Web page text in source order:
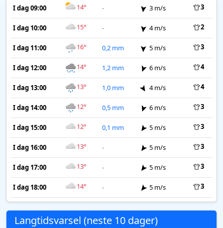
I dag 09:00 14° - 3 m/s 3
I dag 10:00 15° - 4 m/s 2
I dag 11:00 16° 0,2 mm 5 m/s 3
I dag 12:00 14° 1,2 mm 6 m/s 4
I dag 13:00 13° 1,0 mm 4 m/s 4
I dag 14:00 12° 0,5 mm 6 m/s 3
I dag 15:00 12° 0,1 mm 5 m/s 3
I dag 16:00 13° - 5 m/s 3
I dag 17:00 13° - 5 m/s 3
I dag 18:00 14° - 5 m/s 3
Langtidsvarsel (neste 10 dager)